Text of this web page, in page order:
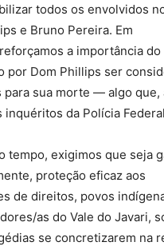
todos os envolvidos
e Bruno Pereira. Em
a importância
por Dom Phillips ser
para sua morte — algo que,
inquéritos da Polícia
tempo, exigimos que seja
proteção eficaz aos
de direitos, povos
as do Vale do Javari,
se concretizarem na